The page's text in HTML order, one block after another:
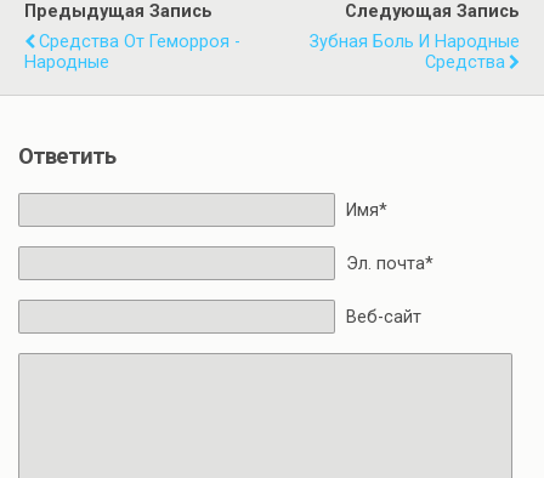
Предыдущая Запись
Средства От Геморроя -
Народные
Следующая Запись
Зубная Боль И Народные
Средства
Ответить
Имя*
Эл. почта*
Веб-сайт